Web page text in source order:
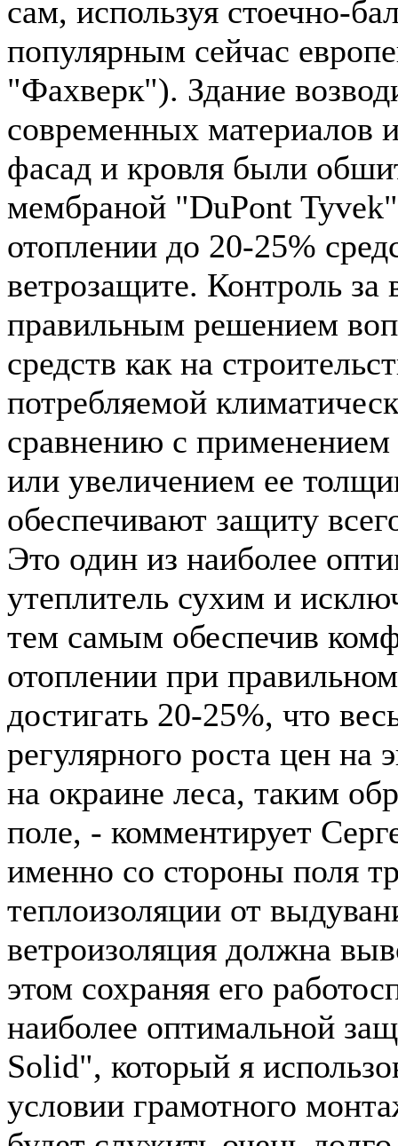
сам, используя стоечно-
популярным сейчас
"Фахверк"). Здание
современных материалов
фасад и кровля были
мембраной "DuPont
отоплении до 20-25%
ветрозащите. Контроль за
правильным решением
средств как на
потребляемой
сравнению с
или увеличением ее
обеспечивают защиту
Это один из наиболее
утеплитель сухим и
тем самым обеспечив
отоплении при
достигать 20-25%, что
регулярного роста цен на
на окраине леса, таким
поле, - комментирует
именно со стороны поля
теплоизоляции от
ветроизоляция должна
этом сохраняя его
наиболее оптимальной
Solid", который я
условии грамотного